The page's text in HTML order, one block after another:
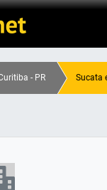
- PR Sucata